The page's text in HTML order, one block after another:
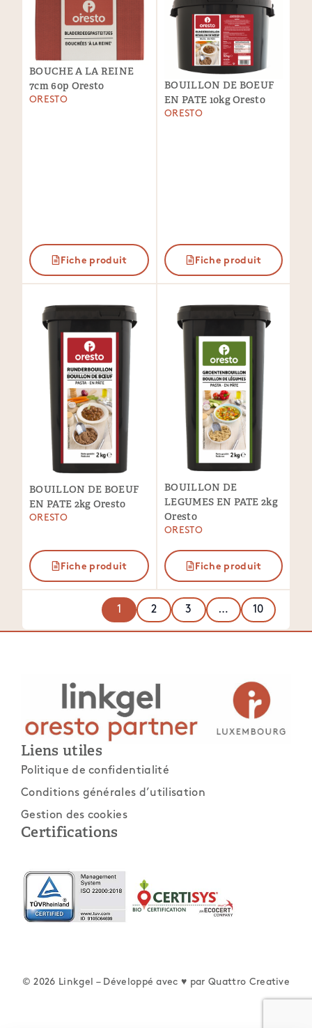
BOUCHE A LA REINE
7cm 60p Oresto
ORESTO
Fiche produit
BOUILLON DE BOEUF
EN PATE 10kg Oresto
ORESTO
Fiche produit
BOUILLON DE BOEUF
EN PATE 2kg Oresto
ORESTO
Fiche produit
BOUILLON DE
LEGUMES EN PATE 2kg
Oresto
ORESTO
Fiche produit
1 2 3 … 10
Liens utiles
Politique de confidentialité
Conditions générales d’utilisation
Gestion des cookies
Certifications
© 2026 Linkgel – Développé avec ♥ parQuattro Creative